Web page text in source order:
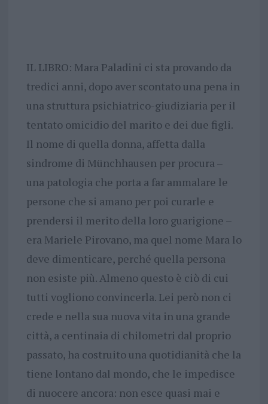
IL LIBRO: Mara Paladini ci sta provando da
tredici anni, dopo aver scontato una pena in
una struttura psichiatrico-giudiziaria per il
tentato omicidio del marito e dei due figli.
Il nome di quella donna, affetta dalla
sindrome di Münchhausen per procura –
una patologia che porta a far ammalare le
persone che si amano per poi curarle e
prendersi il merito della loro guarigione –
era Mariele Pirovano, ma quel nome Mara lo
deve dimenticare, perché quella persona
non esiste più. Almeno questo è ciò di cui
tutti vogliono convincerla. Lei però non ci
crede e nella sua nuova vita in una grande
città, a centinaia di chilometri dal proprio
passato, ha costruito una quotidianità che la
tiene lontano dal mondo, che le impedisce
di nuocere ancora: non esce quasi mai e